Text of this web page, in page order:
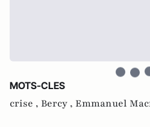
MOTS-CLES
crise , Bercy , Emmanuel